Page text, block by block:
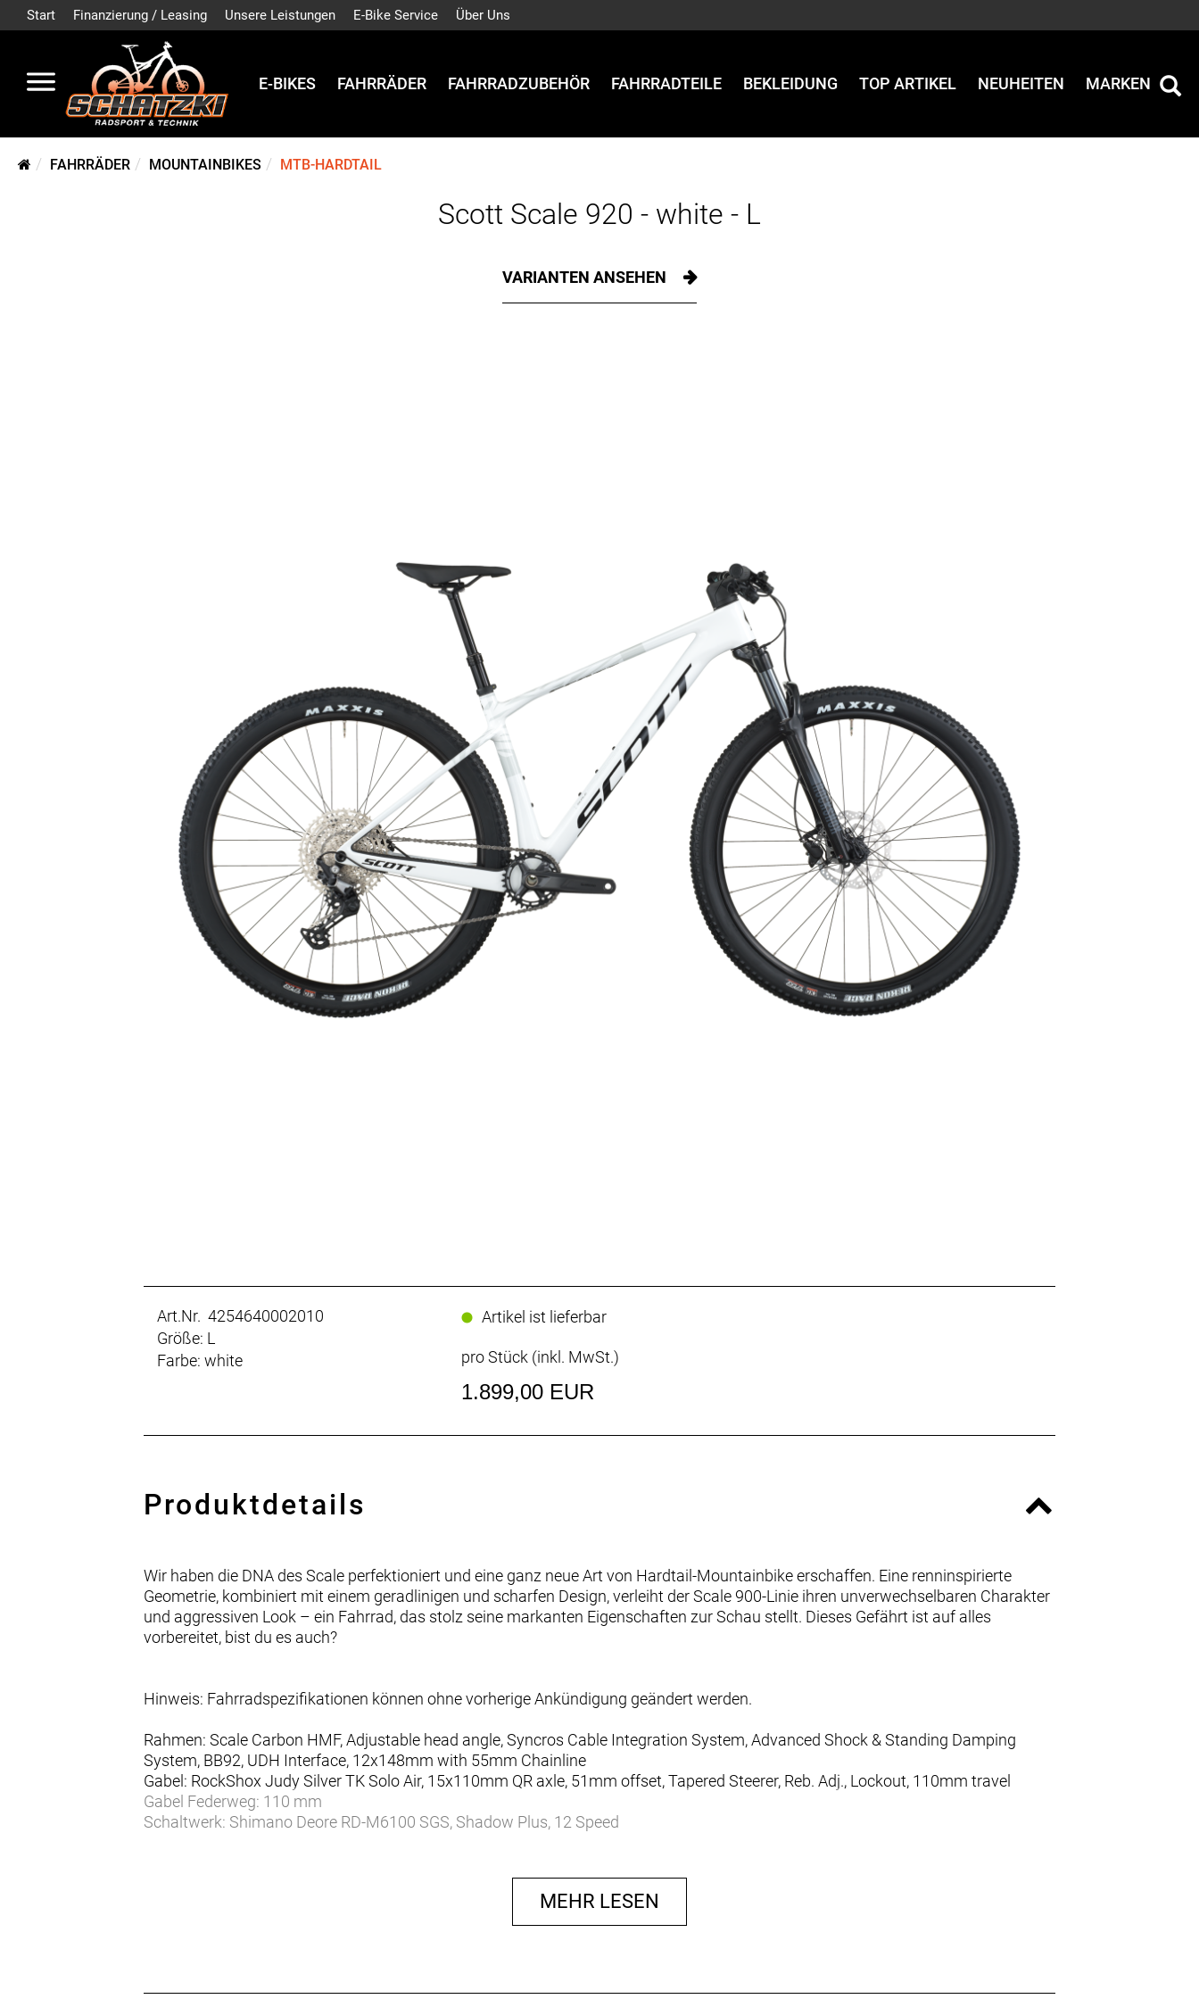
Start Finanzierung / Leasing Unsere Leistungen E-Bike Service Über Uns
E-BIKES FAHRRÄDER FAHRRADZUBEHÖR FAHRRADTEILE BEKLEIDUNG TOP ARTIKEL NEUHEITEN MARKEN
FAHRRÄDER MOUNTAINBIKES MTB-HARDTAIL
Scott Scale 920 - white - L
VARIANTEN ANSEHEN
Art.Nr. 4254640002010
Größe: L
Farbe: white
Artikel ist lieferbar
pro Stück (inkl. MwSt.)
1.899,00 EUR
Produktdetails
Wir haben die DNA des Scale perfektioniert und eine ganz neue Art von Hardtail-Mountainbike erschaffen. Eine renninspirierte
Geometrie, kombiniert mit einem geradlinigen und scharfen Design, verleiht der Scale 900-Linie ihren unverwechselbaren Charakter
und aggressiven Look – ein Fahrrad, das stolz seine markanten Eigenschaften zur Schau stellt. Dieses Gefährt ist auf alles
vorbereitet, bist du es auch?
Hinweis: Fahrradspezifikationen können ohne vorherige Ankündigung geändert werden.
Rahmen: Scale Carbon HMF, Adjustable head angle, Syncros Cable Integration System, Advanced Shock & Standing Damping
System, BB92, UDH Interface, 12x148mm with 55mm Chainline
Gabel: RockShox Judy Silver TK Solo Air, 15x110mm QR axle, 51mm offset, Tapered Steerer, Reb. Adj., Lockout, 110mm travel
Gabel Federweg: 110 mm
Schaltwerk: Shimano Deore RD-M6100 SGS, Shadow Plus, 12 Speed
MEHR LESEN